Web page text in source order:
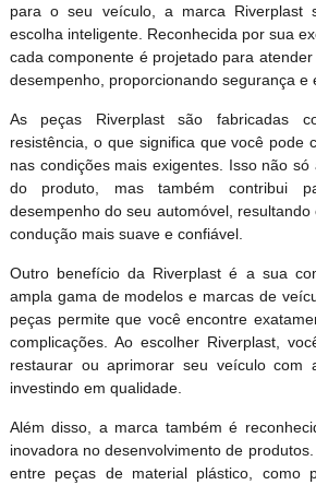
para o seu veículo, a marca Riverplast
escolha inteligente. Reconhecida por sua
cada componente é projetado para
desempenho, proporcionando segurança e
As peças Riverplast são fabricadas
resistência, o que significa que você pode
nas condições mais exigentes. Isso não
do produto, mas também contribui
desempenho do seu automóvel,
condução mais suave e confiável.
Outro benefício da Riverplast é a sua
ampla gama de modelos e marcas de
peças permite que você encontre
complicações. Ao escolher Riverplast,
restaurar ou aprimorar seu veículo com
investindo em qualidade.
Além disso, a marca também é
inovadora no desenvolvimento de
entre peças de material plástico, como